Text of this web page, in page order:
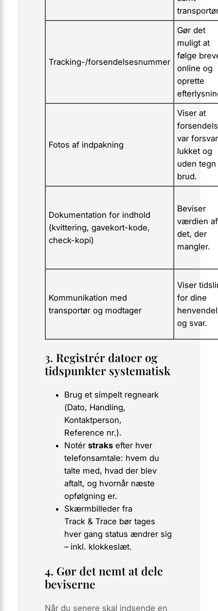
Tracking-/forsendelsesnummer
Gør det
muligt at
følge
online og
oprette
Fotos af indpakning
Viser at
var
lukket og
uden tegn
brud.
Dokumentation for indhold
(kvittering, gavekort-kode,
check-kopi)
Beviser
værdien af
det, der
mangler.
Kommunikation med
transportør og modtager
Viser
for dine
og svar.
3. Registrér datoer og
tidspunkter systematisk
Brug et simpelt regneark
(Dato, Handling,
Kontaktperson,
Reference nr.).
Notér straksefter hver
telefonsamtale: hvem du
talte med, hvad der blev
aftalt, og hvornår næste
opfølgning er.
Skærmbilleder fra
Track & Trace bør tages
hver gang status ændrer sig
– inkl. klokkeslæt.
4. Gør det nemt at dele
beviserne
Når du senere skal indsende en